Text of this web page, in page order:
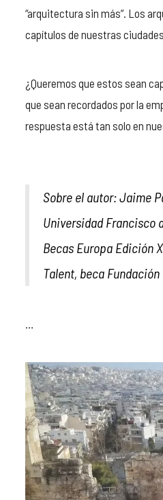
“arquitectura sin más”. Los
capítulos de nuestras
¿Queremos que estos sean
que sean recordados por la
respuesta está tan solo en
Sobre el autor: Jaime
Universidad Francisco
Becas Europa Edición
Talent, beca
…